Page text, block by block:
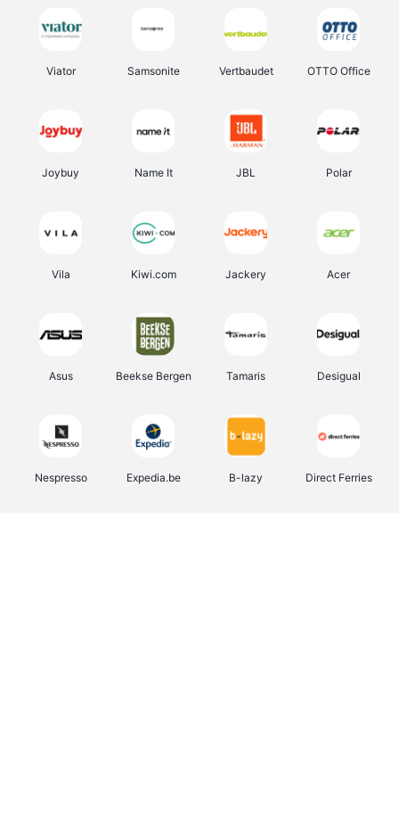
Viator Samsonite Vertbaudet OTTO Office
Joybuy Name It JBL Polar
Vila Kiwi.com Jackery Acer
Asus Beekse Bergen Tamaris Desigual
Nespresso Expedia.be B-lazy Direct Ferries